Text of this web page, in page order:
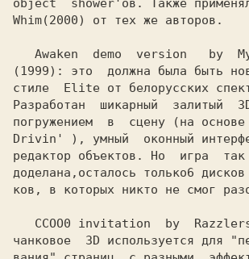
object  shower'ов. Также
Whim
(1999): это  должна была быть
стиле  Elite от белорусских
Разработан  шикарный  залитый
погружением  в  сцену (на основе
Drivin' ), умный  оконный
редактор объектов. Но  игра
доделана,осталось только
ков, в которых никто не смог
CCOO0 invitation  by
чанковое  3D используется для